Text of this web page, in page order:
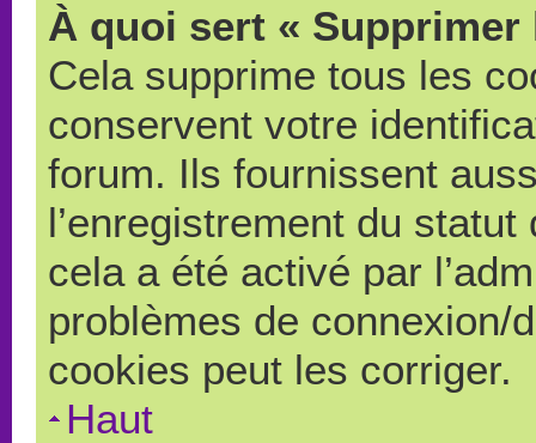
À quoi sert «
Cela supprime tous les
conservent votre
forum. Ils fournissent
l’enregistrement du
cela a été activé par
problèmes de connexion/
cookies peut les corriger.
Haut